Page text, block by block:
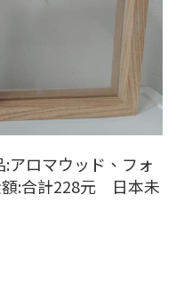
ロマウッド、フォ
額:合計228元 日本未